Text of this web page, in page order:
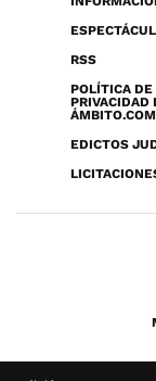
RSS
POLÍTICA DE
PRIVACIDAD
ÁMBITO.COM
EDICTOS